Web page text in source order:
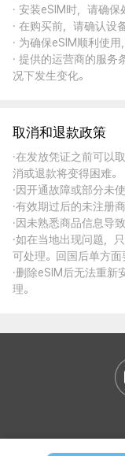
· 安装eSIM时，请确保
· 在购买前，请确认设
· 为确保eSIM顺利使用
· 提供的运营商的服务
况下发生变化。
取消和退款政策
·在发放凭证之前可以
消或退款将变得困难。
·因开通故障或部分未
·有效期过后的未注册
·因未熟悉商品信息导
·如在当地出现问题，
可处理。回国后单方面
·删除eSIM后无法重新
理。